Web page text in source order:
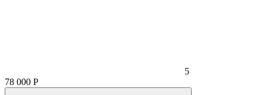
5
78 000 Р